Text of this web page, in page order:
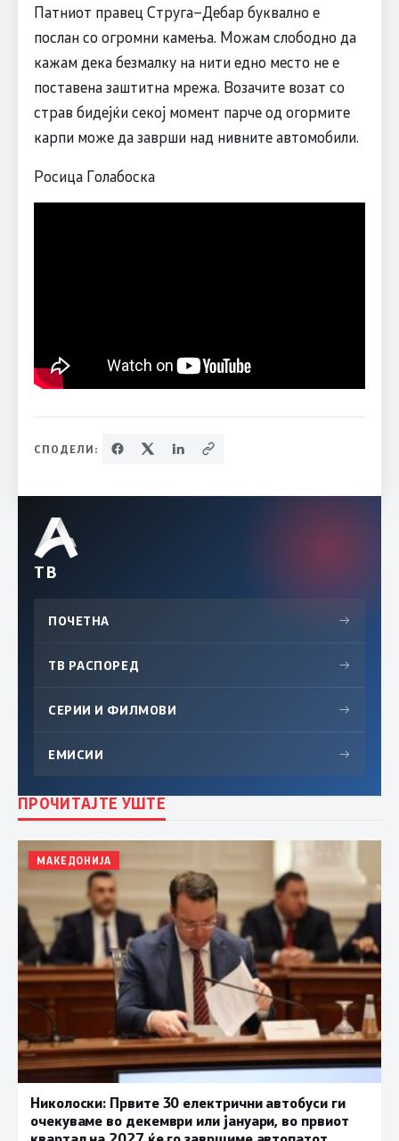
Патниот правец Струга–Дебар буквално е
послан со огромни камења. Можам слободно да
кажам дека безмалку на нити едно место не е
поставена заштитна мрежа. Возачите возат со
страв бидејќи секој момент парче од огормите
карпи може да заврши над нивните автомобили.
Росица Голабоска
СПОДЕЛИ:
ТВ
ПОЧЕТНА →
ТВ РАСПОРЕД →
СЕРИИ И ФИЛМОВИ →
ЕМИСИИ →
ПРОЧИТАЈТЕ УШТЕ
МАКЕДОНИЈА
Николоски: Првите 30 електрични автобуси ги
очекуваме во декември или јануари, во првиот